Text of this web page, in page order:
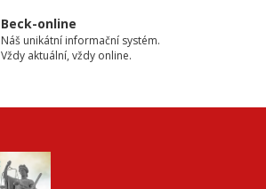
Beck-online
Náš unikátní informační systém.
Vždy aktuální, vždy online.